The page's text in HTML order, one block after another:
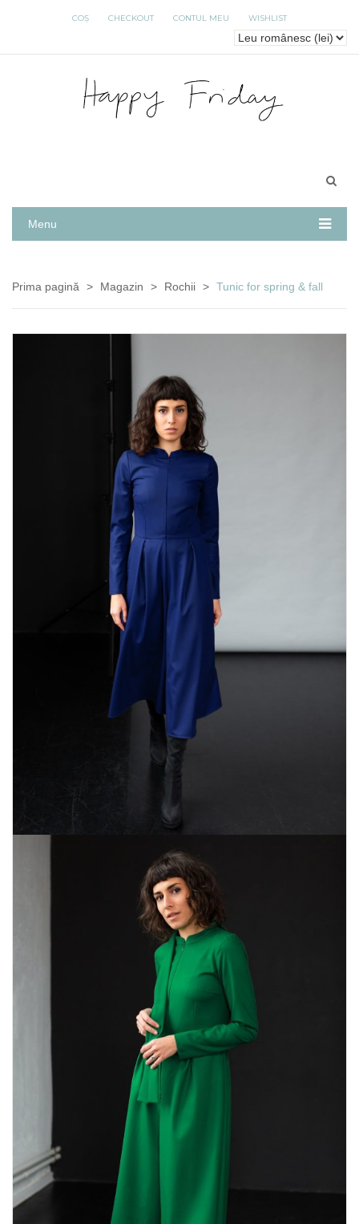
COȘ CHECKOUT CONTUL MEU WISHLIST
Menu
Prima pagină > Magazin > Rochii > Tunic for spring & fall